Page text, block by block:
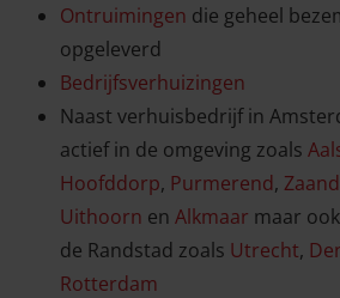
Ontruimingen die geheel
opgeleverd
Bedrijfsverhuizingen
Naast verhuisbedrijf in
actief in de omgeving zoals
Hoofddorp, Purmerend,
Uithoorn en Alkmaar maar
de Randstad zoals Utrecht,
Rotterdam